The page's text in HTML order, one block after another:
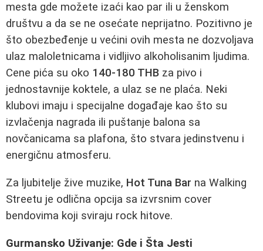
mesta gde možete izaći kao par ili u ženskom
društvu a da se ne osećate neprijatno. Pozitivno je
što obezbeđenje u većini ovih mesta ne dozvoljava
ulaz maloletnicama i vidljivo alkoholisanim ljudima.
Cene pića su oko 140-180 THB za pivo i
jednostavnije koktele, a ulaz se ne plaća. Neki
klubovi imaju i specijalne događaje kao što su
izvlačenja nagrada ili puštanje balona sa
novčanicama sa plafona, što stvara jedinstvenu i
energičnu atmosferu.
Za ljubitelje žive muzike, Hot Tuna Bar na Walking
Streetu je odlična opcija sa izvrsnim cover
bendovima koji sviraju rock hitove.
Gurmansko Uživanje: Gde i Šta Jesti